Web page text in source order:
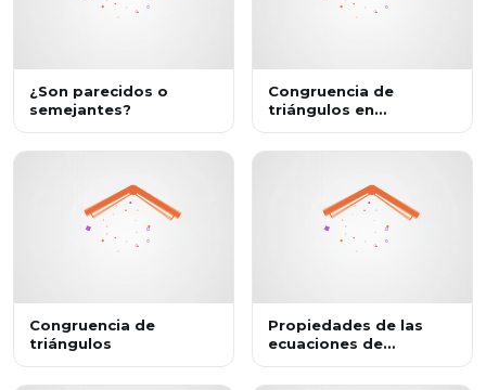
¿Son parecidos o
semejantes?
Congruencia de
triángulos en
Congruencia de
triángulos
Propiedades de las
ecuaciones de